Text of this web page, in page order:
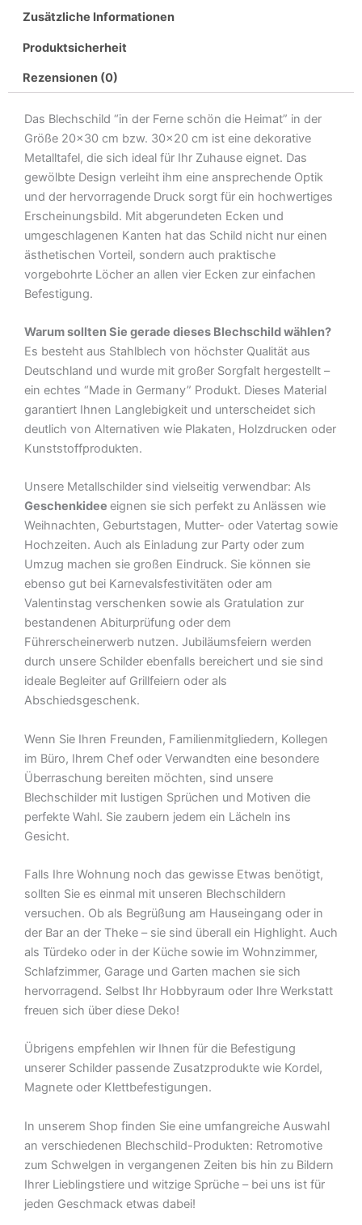
Ferne
schön
die
Metall
Deko
Blechschild
Menge
Zusätzliche Informationen
Produktsicherheit
Rezensionen (0)
Das Blechschild “in der Ferne schön die Heimat” in der
Größe 20×30 cm bzw. 30×20 cm ist eine dekorative
Metalltafel, die sich ideal für Ihr Zuhause eignet. Das
gewölbte Design verleiht ihm eine ansprechende Optik
und der hervorragende Druck sorgt für ein hochwertiges
Erscheinungsbild. Mit abgerundeten Ecken und
umgeschlagenen Kanten hat das Schild nicht nur einen
ästhetischen Vorteil, sondern auch praktische
vorgebohrte Löcher an allen vier Ecken zur einfachen
Befestigung.
Warum sollten Sie gerade dieses Blechschild wählen?
Es besteht aus Stahlblech von höchster Qualität aus
Deutschland und wurde mit großer Sorgfalt hergestellt –
ein echtes “Made in Germany” Produkt. Dieses Material
garantiert Ihnen Langlebigkeit und unterscheidet sich
deutlich von Alternativen wie Plakaten, Holzdrucken oder
Kunststoffprodukten.
Unsere Metallschilder sind vielseitig verwendbar: Als
Geschenkidee eignen sie sich perfekt zu Anlässen wie
Weihnachten, Geburtstagen, Mutter- oder Vatertag sowie
Hochzeiten. Auch als Einladung zur Party oder zum
Umzug machen sie großen Eindruck. Sie können sie
ebenso gut bei Karnevalsfestivitäten oder am
Valentinstag verschenken sowie als Gratulation zur
bestandenen Abiturprüfung oder dem
Führerscheinerwerb nutzen. Jubiläumsfeiern werden
durch unsere Schilder ebenfalls bereichert und sie sind
ideale Begleiter auf Grillfeiern oder als
Abschiedsgeschenk.
Wenn Sie Ihren Freunden, Familienmitgliedern, Kollegen
im Büro, Ihrem Chef oder Verwandten eine besondere
Überraschung bereiten möchten, sind unsere
Blechschilder mit lustigen Sprüchen und Motiven die
perfekte Wahl. Sie zaubern jedem ein Lächeln ins
Gesicht.
Falls Ihre Wohnung noch das gewisse Etwas benötigt,
sollten Sie es einmal mit unseren Blechschildern
versuchen. Ob als Begrüßung am Hauseingang oder in
der Bar an der Theke – sie sind überall ein Highlight. Auch
als Türdeko oder in der Küche sowie im Wohnzimmer,
Schlafzimmer, Garage und Garten machen sie sich
hervorragend. Selbst Ihr Hobbyraum oder Ihre Werkstatt
freuen sich über diese Deko!
Übrigens empfehlen wir Ihnen für die Befestigung
unserer Schilder passende Zusatzprodukte wie Kordel,
Magnete oder Klettbefestigungen.
In unserem Shop finden Sie eine umfangreiche Auswahl
an verschiedenen Blechschild-Produkten: Retromotive
zum Schwelgen in vergangenen Zeiten bis hin zu Bildern
Ihrer Lieblingstiere und witzige Sprüche – bei uns ist für
jeden Geschmack etwas dabei!